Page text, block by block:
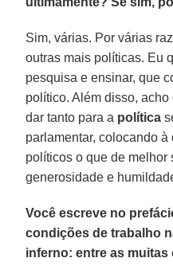
Sim, várias. Por várias
outras mais políticas. Eu
pesquisa e ensinar, que
político. Além disso,
dar tanto para a política
parlamentar, colocando
políticos o que de melhor
generosidade e
Você escreve no
condições de trabalho
inferno: entre as